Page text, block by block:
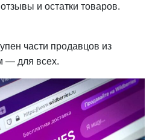
и остатки товаров.
части продавцов из
— для всех.